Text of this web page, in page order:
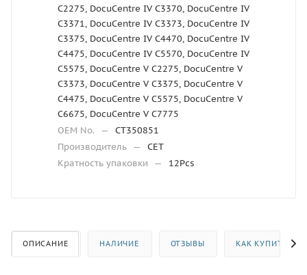
C2275, DocuCentre IV C3370, DocuCentre IV
C3371, DocuCentre IV C3373, DocuCentre IV
C3375, DocuCentre IV C4470, DocuCentre IV
C4475, DocuCentre IV C5570, DocuCentre IV
C5575, DocuCentre V C2275, DocuCentre V
C3373, DocuCentre V C3375, DocuCentre V
C4475, DocuCentre V C5575, DocuCentre V
C6675, DocuCentre V C7775
OEM No.
—
CT350851
Производитель —
CET
Кратность упаковки
— 12Pcs
ОПИСАНИЕ НАЛИЧИЕ ОТЗЫВЫ КАК КУПИТЬ